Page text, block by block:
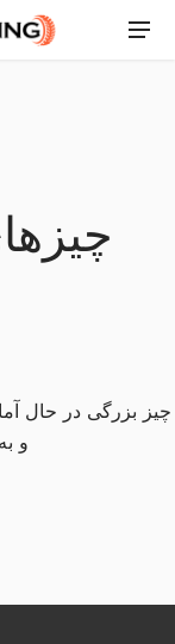
چیز بزرگی در حال
و